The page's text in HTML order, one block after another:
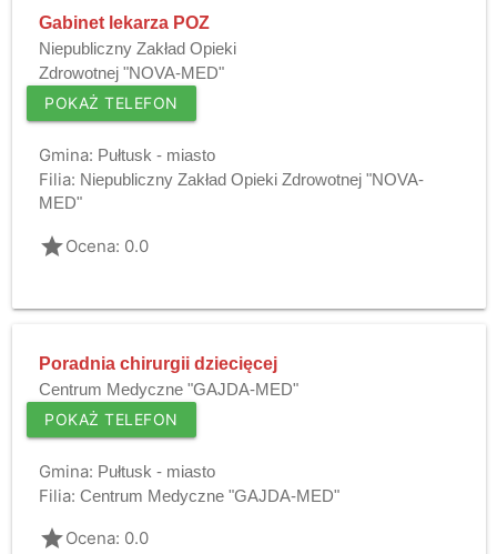
Gabinet lekarza POZ
Niepubliczny Zakład Opieki
Zdrowotnej "NOVA-MED"
POKAŻ TELEFON
Gmina: Pułtusk - miasto
Filia: Niepubliczny Zakład Opieki Zdrowotnej "NOVA-
MED"
gradeOcena: 0.0
Poradnia chirurgii dziecięcej
Centrum Medyczne "GAJDA-MED"
POKAŻ TELEFON
Gmina: Pułtusk - miasto
Filia: Centrum Medyczne "GAJDA-MED"
gradeOcena: 0.0